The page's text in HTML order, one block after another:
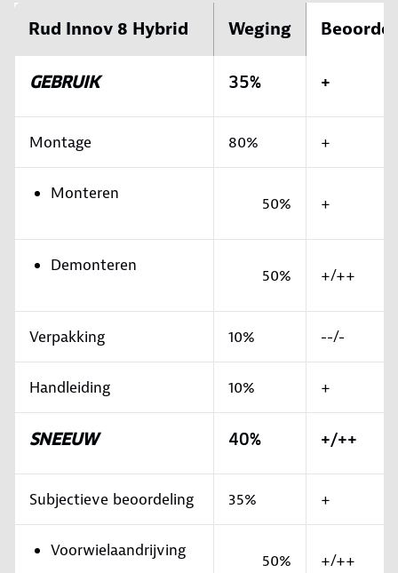
Rud Innov 8 Hybrid Weging
GEBRUIK 35% +
Montage 80% +
Monteren
50% +
Demonteren
50% +/++
Verpakking 10% --/-
Handleiding 10% +
SNEEUW 40% +/++
Subjectieve beoordeling 35% +
Voorwielaandrijving
50% +/++